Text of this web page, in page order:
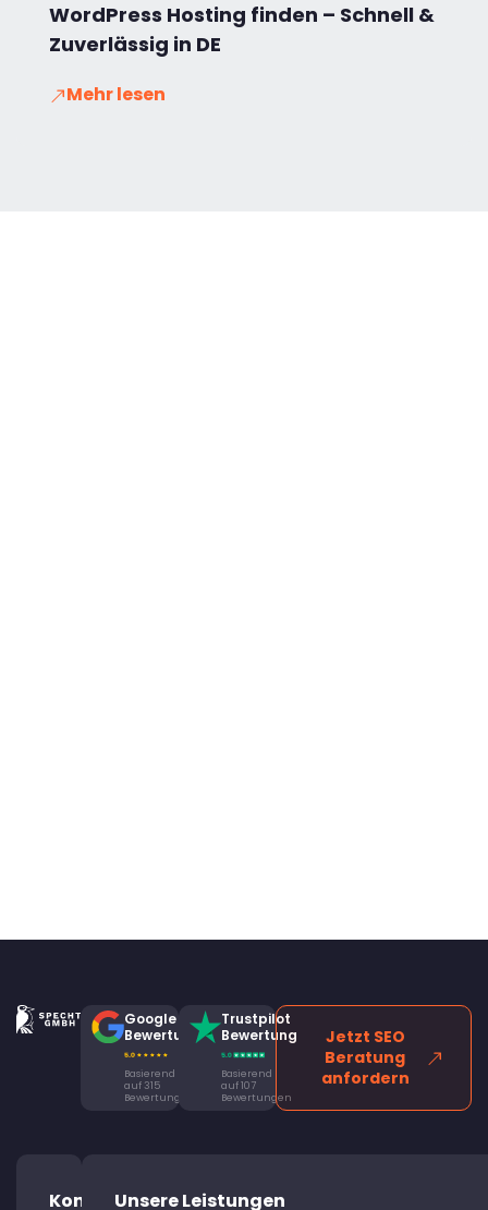
WordPress Hosting finden – Schnell &
Zuverlässig in DE
Mehr lesen
Google
Bewertung
Basierend
auf 315
Bewertungen
Trustpilot
Bewertung
Basierend
auf 107
Bewertungen
Jetzt SEO
Beratung
anfordern
KontaktiereUnsere Leistungen